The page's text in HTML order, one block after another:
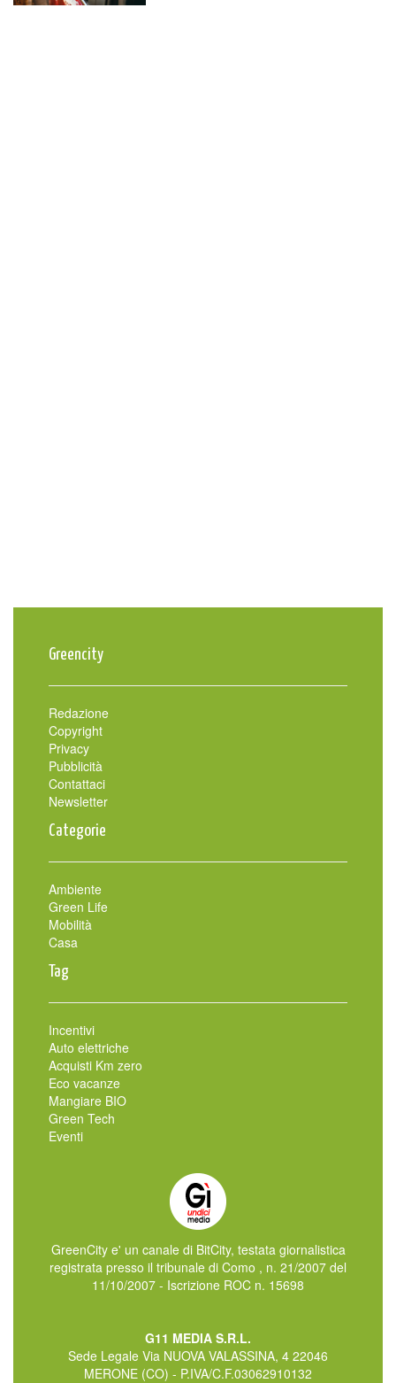
Greencity
Redazione
Copyright
Privacy
Pubblicità
Contattaci
Newsletter
Categorie
Ambiente
Green Life
Mobilità
Casa
Tag
Incentivi
Auto elettriche
Acquisti Km zero
Eco vacanze
Mangiare BIO
Green Tech
Eventi
GreenCity e' un canale di BitCity, testata giornalistica
registrata presso il tribunale di Como , n. 21/2007 del
11/10/2007 - Iscrizione ROC n. 15698
G11 MEDIA S.R.L.
Sede Legale Via NUOVA VALASSINA, 4 22046
MERONE (CO) - P.IVA/C.F.03062910132